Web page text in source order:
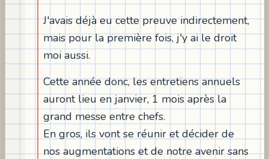
J'avais déjà eu cette preuve indirectement,
mais pour la première fois, j'y ai le droit
moi aussi.
Cette année donc, les entretiens annuels
auront lieu en janvier, 1 mois après la
grand messe entre chefs.
En gros, ils vont se réunir et décider de
nos augmentations et de notre avenir sans